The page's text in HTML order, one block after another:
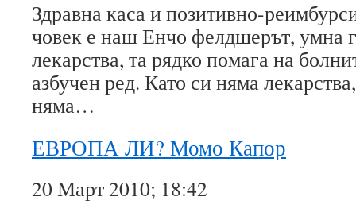
Здравна каса и позитивно-
човек е наш Енчо фелдшерът, умна
лекарства, та рядко помага на
азбучен ред. Като си няма
няма…
ЕВРОПА ЛИ? Момо Капор
20 Март 2010; 18:42